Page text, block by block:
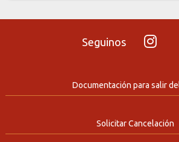
Seguinos
Documentación para salir
Solicitar Cancelación